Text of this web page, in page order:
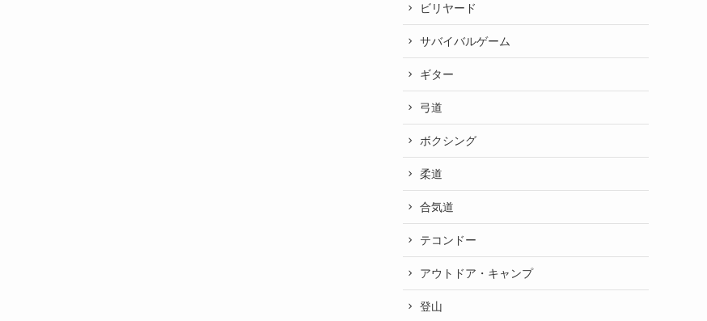
ビリヤード
サバイバルゲーム
ギター
弓道
ボクシング
柔道
合気道
テコンドー
アウトドア・キャンプ
登山